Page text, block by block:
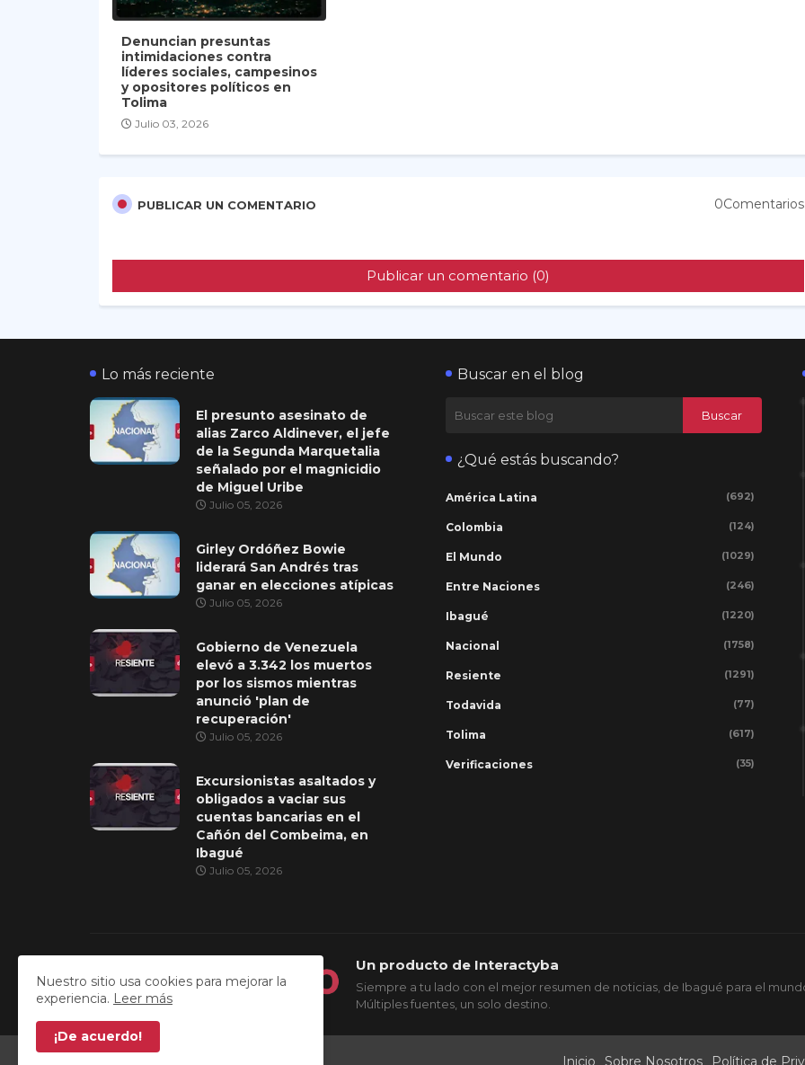
Denuncian presuntas
intimidaciones contra
líderes sociales, campesinos
y opositores políticos en
Tolima
Julio 03, 2026
PUBLICAR UN COMENTARIO 0Comentarios
Publicar un comentario (0)
Lo más reciente
El presunto asesinato de
alias Zarco Aldinever, el jefe
de la Segunda Marquetalia
señalado por el magnicidio
de Miguel Uribe
Julio 05, 2026
Girley Ordóñez Bowie
liderará San Andrés tras
ganar en elecciones atípicas
Julio 05, 2026
Gobierno de Venezuela
elevó a 3.342 los muertos
por los sismos mientras
anunció 'plan de
recuperación'
Julio 05, 2026
Excursionistas asaltados y
obligados a vaciar sus
cuentas bancarias en el
Cañón del Combeima, en
Ibagué
Julio 05, 2026
Buscar en el blog
¿Qué estás buscando?
América Latina (692)
Colombia (124)
El Mundo (1029)
Entre Naciones (246)
Ibagué (1220)
Nacional (1758)
Resiente (1291)
Todavida (77)
Tolima (617)
Verificaciones (35)
Un producto de Interactyba
Siempre a tu lado con el mejor resumen de noticias, de Ibagué para el
Múltiples fuentes, un solo destino.
Inicio Sobre Nosotros Política de
Nuestro sitio usa cookies para mejorar la
experiencia. Leer más
¡De acuerdo!